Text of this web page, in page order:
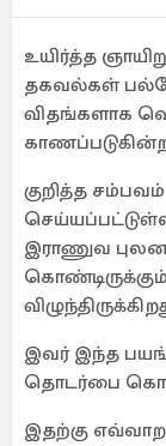
உயிர்த்த
தகவல்கள்
விதங்களாக
குறித்த
இராணுவ
இவர் இந்த
தொடர்பை
இதற்கு